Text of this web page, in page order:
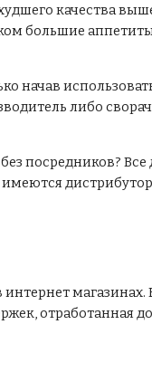
качества
большие
начав
либо
посредников?
имеются
отработанная